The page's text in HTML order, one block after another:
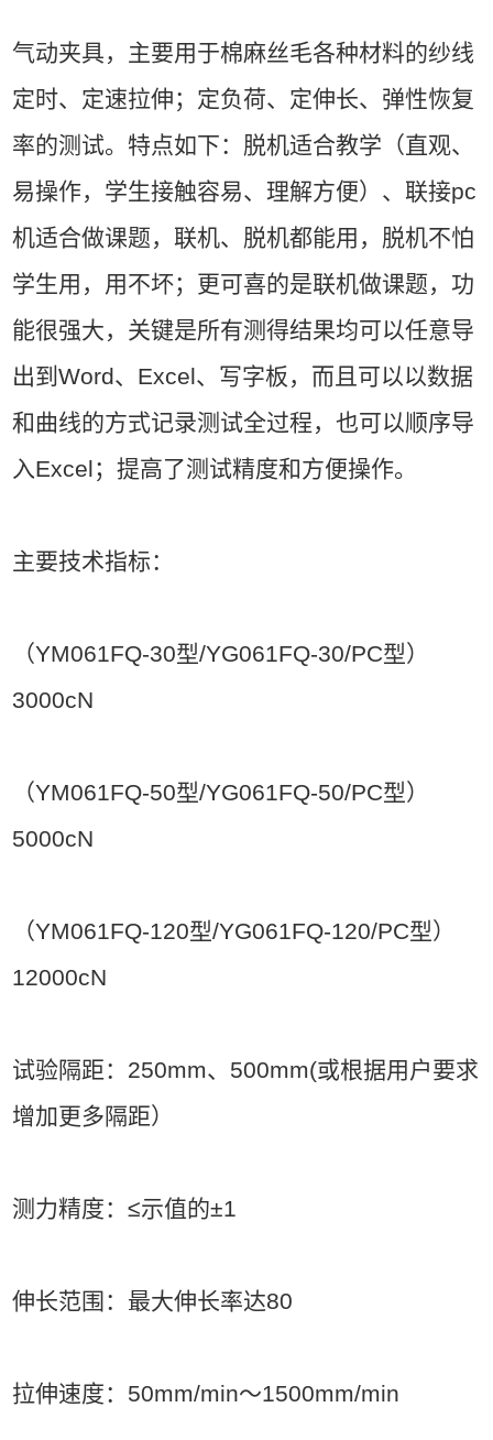
气动夹具，主要用于棉麻丝毛各种材料的纱线
定时、定速拉伸；定负荷、定伸长、弹性恢复
率的测试。特点如下：脱机适合教学（直观、
易操作，学生接触容易、理解方便）、联接pc
机适合做课题，联机、脱机都能用，脱机不怕
学生用，用不坏；更可喜的是联机做课题，功
能很强大，关键是所有测得结果均可以任意导
出到Word、Excel、写字板，而且可以以数据
和曲线的方式记录测试全过程，也可以顺序导
入Excel；提高了测试精度和方便操作。
主要技术指标：
（YM061FQ-30型/YG061FQ-30/PC型）
3000cN
（YM061FQ-50型/YG061FQ-50/PC型）
5000cN
（YM061FQ-120型/YG061FQ-120/PC型）
12000cN
试验隔距：250mm、500mm(或根据用户要求
增加更多隔距）
测力精度：≤示值的±1
伸长范围：最大伸长率达80
拉伸速度：50mm/min～1500mm/min